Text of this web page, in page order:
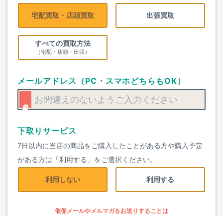
宅配買取・店頭買取 出張買取
すべての買取方法
（宅配・店頭・出張）
メールアドレス（PC・スマホどちらもOK）
下取りサービス
7日以内に当店の商品をご購入したことがある方や購入予定
がある方は「利用する」をご選択ください。
利用しない 利用する
催促メールやメルマガをお送りすることは